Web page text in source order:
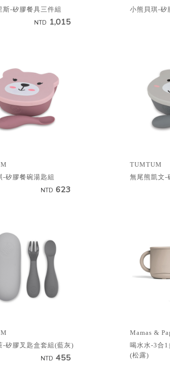
斯-矽膠餐具三件組
NTD 1,015
小熊貝琪-矽
-矽膠餐碗湯匙組
NTD 623
TUMTUM
無尾熊凱文-
-矽膠叉匙盒套組(藍灰)
NTD 455
Mamas &
喝水水-3合1
(松露)